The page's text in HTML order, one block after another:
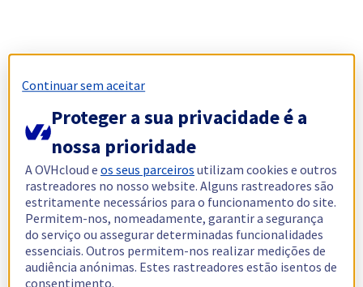
Continuar sem aceitar
Proteger a sua privacidade é a
nossa prioridade
A OVHcloud eos seus parceiros utilizam cookies e outros
rastreadores no nosso website. Alguns rastreadores são
estritamente necessários para o funcionamento do site.
Permitem-nos, nomeadamente, garantir a segurança
do serviço ou assegurar determinadas funcionalidades
essenciais. Outros permitem-nos realizar medições de
audiência anónimas. Estes rastreadores estão isentos de
consentimento.